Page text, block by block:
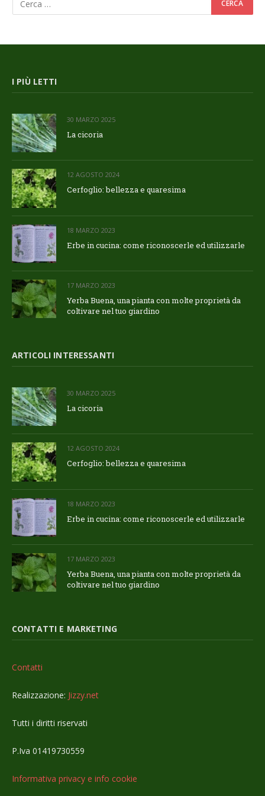
I PIÙ LETTI
30 MARZO 2025
La cicoria
12 AGOSTO 2024
Cerfoglio: bellezza e quaresima
18 MARZO 2023
Erbe in cucina: come riconoscerle ed utilizzarle
17 MARZO 2023
Yerba Buena, una pianta con molte proprietà da
coltivare nel tuo giardino
ARTICOLI INTERESSANTI
30 MARZO 2025
La cicoria
12 AGOSTO 2024
Cerfoglio: bellezza e quaresima
18 MARZO 2023
Erbe in cucina: come riconoscerle ed utilizzarle
17 MARZO 2023
Yerba Buena, una pianta con molte proprietà da
coltivare nel tuo giardino
CONTATTI E MARKETING
Contatti
Realizzazione: Jizzy.net
Tutti i diritti riservati
P.Iva 01419730559
Informativa privacy e info cookie